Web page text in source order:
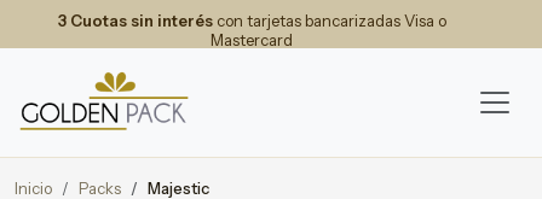
3 Cuotas sin interéscon tarjetas bancarizadas Visa o
Mastercard
Inicio Packs Majestic